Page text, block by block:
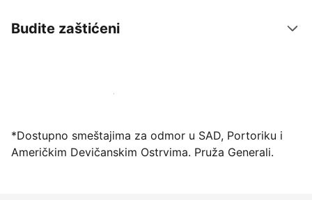
Budite zaštićeni
Registrujte svoj objekat već danas
*Dostupno smeštajima za odmor u SAD, Portoriku i
Američkim Devičanskim Ostrvima. Pruža Generali.